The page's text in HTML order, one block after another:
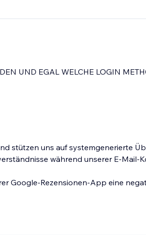
UND EGAL WELCHE LOGIN
stützen uns auf systemgenerierte
während unserer E-Mail-
Google-Rezensionen-App eine